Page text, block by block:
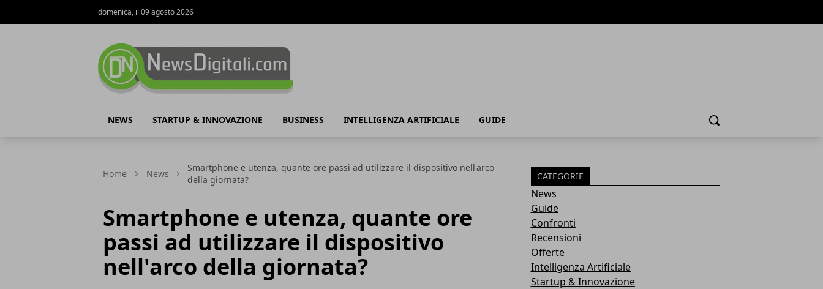
domenica, il 09 agosto 2026
NEWS STARTUP & INNOVAZIONE BUSINESS INTELLIGENZA ARTIFICIALE GUIDE Cerca
Home News
Smartphone e utenza, quante ore passi ad utilizzare il dispositivo nell'arco
della giornata?
Smartphone e utenza, quante ore
passi ad utilizzare il dispositivo
nell'arco della giornata?
CATEGORIE
News
Guide
Confronti
Recensioni
Offerte
Intelligenza Artificiale
Startup & Innovazione